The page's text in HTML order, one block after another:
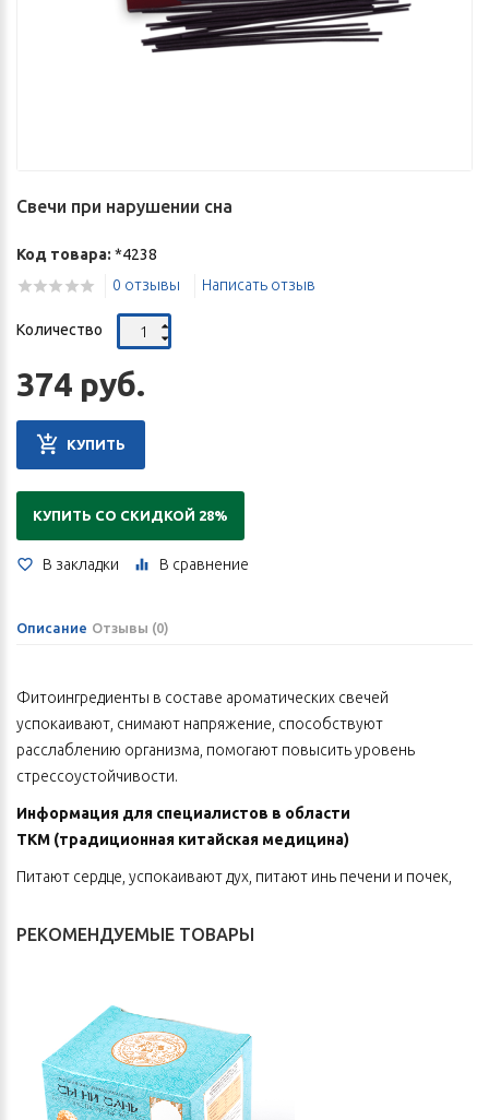
Свечи при нарушении сна
Код товара: *4238
0 отзывы
Написать отзыв
Количество
374 руб.
КУПИТЬ
КУПИТЬ СО СКИДКОЙ 28%
В закладки В сравнение
Описание Отзывы (0)
Фитоингредиенты в составе ароматических свечей
успокаивают, снимают напряжение, способствуют
расслаблению организма, помогают повысить уровень
стрессоустойчивости.
Информация для специалистов в области
ТКМ (традиционная китайская медицина)
Питают сердце, успокаивают дух, питают инь печени и почек,
сочетании с застоем крови (на фоне сгущения холода) или при
(пустота крови сердца и печени).
Состав
Унаби безостый (китайский) или зизифус колючий (семя),
кодонопсис мелковолосистый (корень), дудник китайский
РЕКОМЕНДУЕМЫЕ ТОВАРЫ